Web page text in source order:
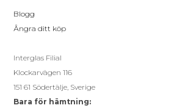
Blogg
Ångra ditt köp
Interglas Filial
Klockarvägen 116
151 61 Södertälje, Sverige
Bara för hämtning: